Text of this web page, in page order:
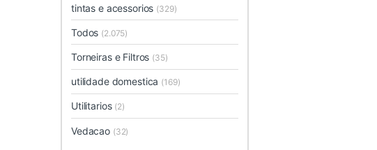
tintas e acessorios (329)
Todos (2.075)
Torneiras e Filtros (35)
utilidade domestica (169)
Utilitarios (2)
Vedacao (32)